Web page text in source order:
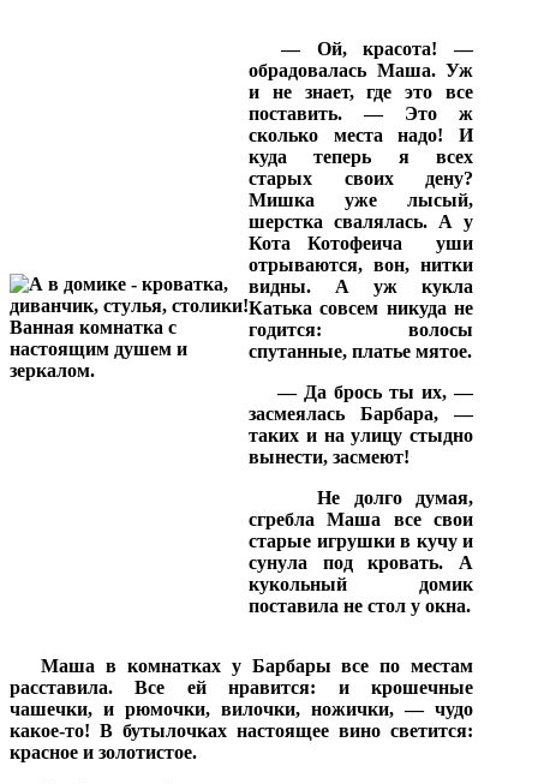
— Ой, красота! —
обрадовалась Маша. Уж
и не знает, где это все
поставить. — Это ж
сколько места надо! И
куда теперь я всех
старых своих дену?
Мишка уже лысый,
шерстка свалялась. А у
Кота Котофеича
уши
отрываются, вон, нитки
видны. А уж кукла
Катька совсем никуда не
годится: волосы
спутанные, платье мятое.
— Да брось ты их, —
засмеялась Барбара, —
таких и на улицу стыдно
вынести, засмеют!
Не долго думая,
сгребла Маша все свои
старые игрушки в кучу и
сунула под кровать. А
кукольный домик
поставила не стол у окна.
Маша в комнатках у Барбары все по местам
расставила. Все ей нравится: и крошечные
чашечки, и рюмочки, вилочки, ножички, — чудо
какое-то! В бутылочках настоящее вино светится:
красное и золотистое.